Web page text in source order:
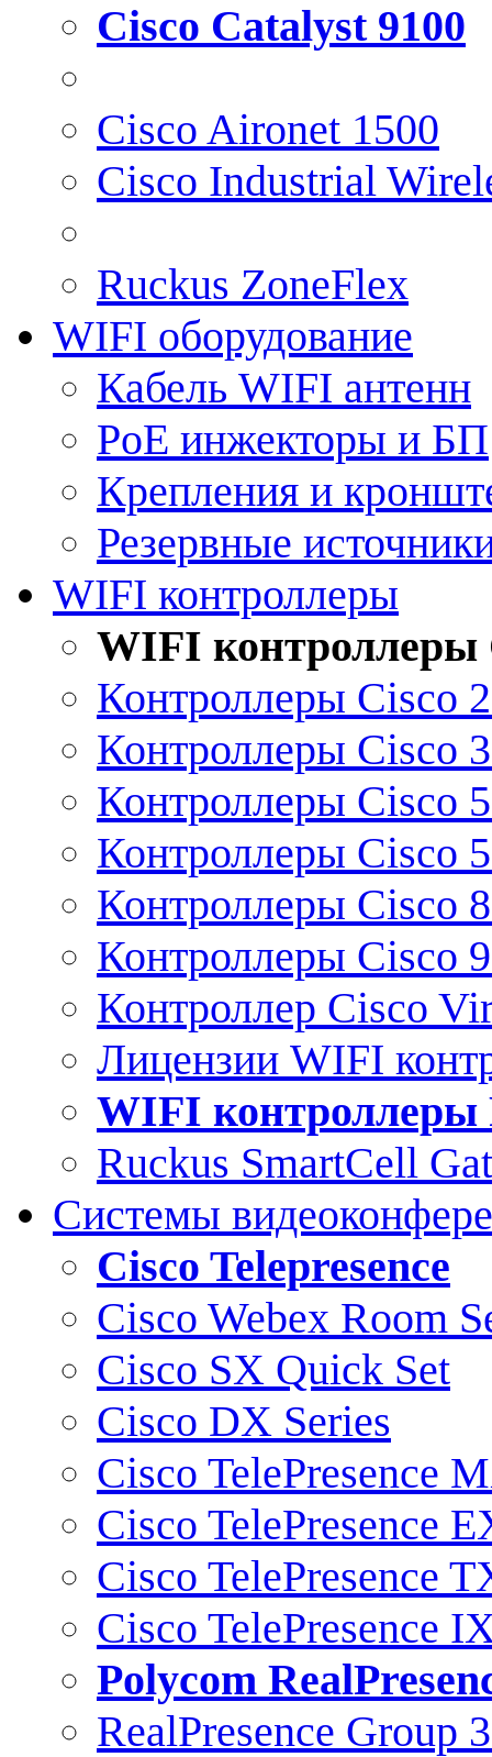
Cisco Catalyst 9100
Cisco Aironet 1500
Cisco Industrial
Ruckus ZoneFlex
WIFI оборудование
Кабель WIFI антенн
PoE инжекторы и БП
Крепления и
Резервные
WIFI контроллеры
WIFI контроллеры
Контроллеры Cisco
Контроллеры Cisco
Контроллеры Cisco
Контроллеры Cisco
Контроллеры Cisco
Контроллеры Cisco
Контроллер Cisco
Лицензии WIFI
WIFI контроллеры
Ruckus SmartCell
Системы
Cisco Telepresence
Cisco Webex Room
Cisco SX Quick Set
Cisco DX Series
Cisco TelePresence
Cisco TelePresence
Cisco TelePresence
Cisco TelePresence
Polycom
RealPresence Group